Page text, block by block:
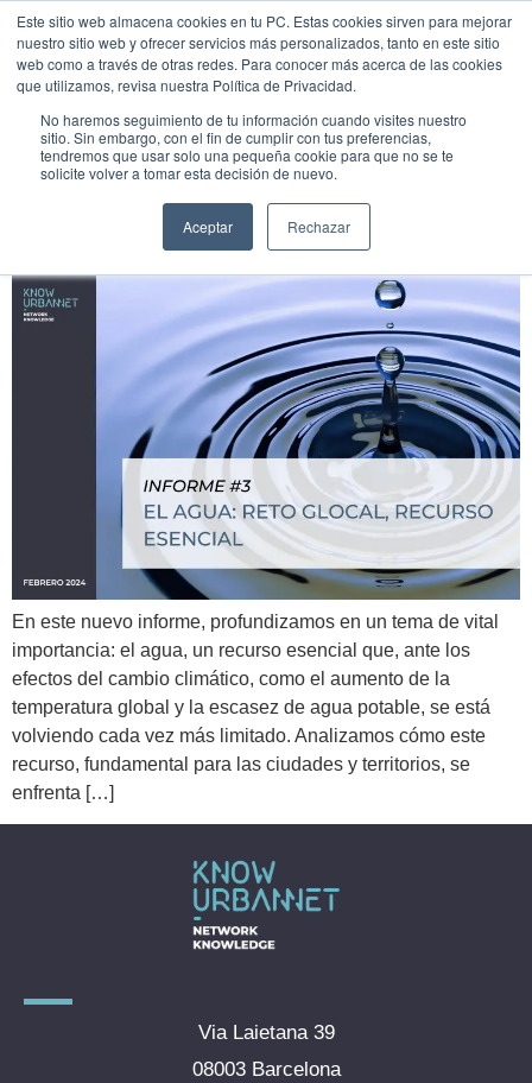
Este sitio web almacena cookies en tu PC. Estas cookies sirven para mejorar
nuestro sitio web y ofrecer servicios más personalizados, tanto en este sitio
web como a través de otras redes. Para conocer más acerca de las cookies
que utilizamos, revisa nuestra Política de Privacidad.
No haremos seguimiento de tu información cuando visites nuestro
sitio. Sin embargo, con el fin de cumplir con tus preferencias,
tendremos que usar solo una pequeña cookie para que no se te
solicite volver a tomar esta decisión de nuevo.
Aceptar Rechazar
UNEIX-
TE
Etiqueta:agua
Informe #3. El agua: Reto
glocal, recurso esencial
En este nuevo informe, profundizamos en un tema de vital
importancia: el agua, un recurso esencial que, ante los
efectos del cambio climático, como el aumento de la
temperatura global y la escasez de agua potable, se está
volviendo cada vez más limitado. Analizamos cómo este
recurso, fundamental para las ciudades y territorios, se
enfrenta […]
Via Laietana 39
08003 Barcelona